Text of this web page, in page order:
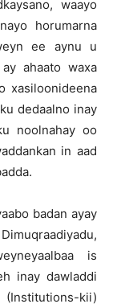
waayo
horumarna
ee aynu u
ahaato waxa
xasiloonideena
dedaalno inay
noolnahay oo
in aad
badan ayay
is
inay dawladdi
(Institutions-kii)